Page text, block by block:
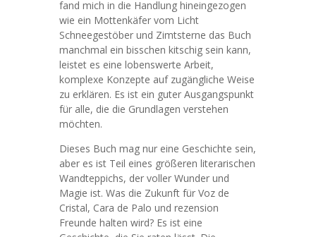
fand mich in die Handlung hineingezogen
wie ein Mottenkäfer vom Licht
Schneegestöber und Zimtsterne das Buch
manchmal ein bisschen kitschig sein kann,
leistet es eine lobenswerte Arbeit,
komplexe Konzepte auf zugängliche Weise
zu erklären. Es ist ein guter Ausgangspunkt
für alle, die die Grundlagen verstehen
möchten.
Dieses Buch mag nur eine Geschichte sein,
aber es ist Teil eines größeren literarischen
Wandteppichs, der voller Wunder und
Magie ist. Was die Zukunft für Voz de
Cristal, Cara de Palo und rezension
Freunde halten wird? Es ist eine